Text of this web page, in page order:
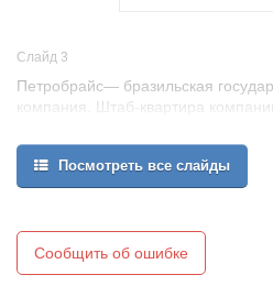
Слайд 3
Петробрайс— бразильская
компания. Штаб-квартира
В июле 2000 года в Бразилии в
нефтеперерабатывающем в реку
больше миллиона галлонов нефти
вылилось 50 тонн сырой нефти.
Посмотреть все слайды
Сообщить об ошибке